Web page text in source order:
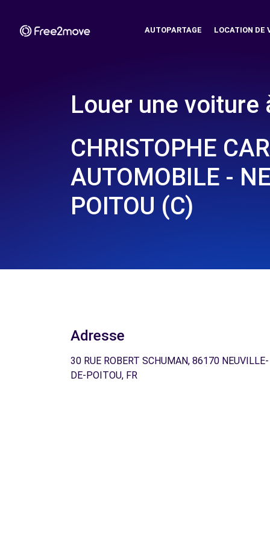
AUTOPARTAGE LOCATION DE
Louer une voiture
CHRISTOPHE
AUTOMOBILE -
POITOU (C)
Adresse
30 RUE ROBERT SCHUMAN, 86170 NEUVILLE-
DE-POITOU, FR